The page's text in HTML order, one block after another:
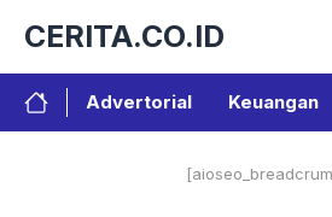
isi
CERITA.CO.ID
Advertorial Keuangan